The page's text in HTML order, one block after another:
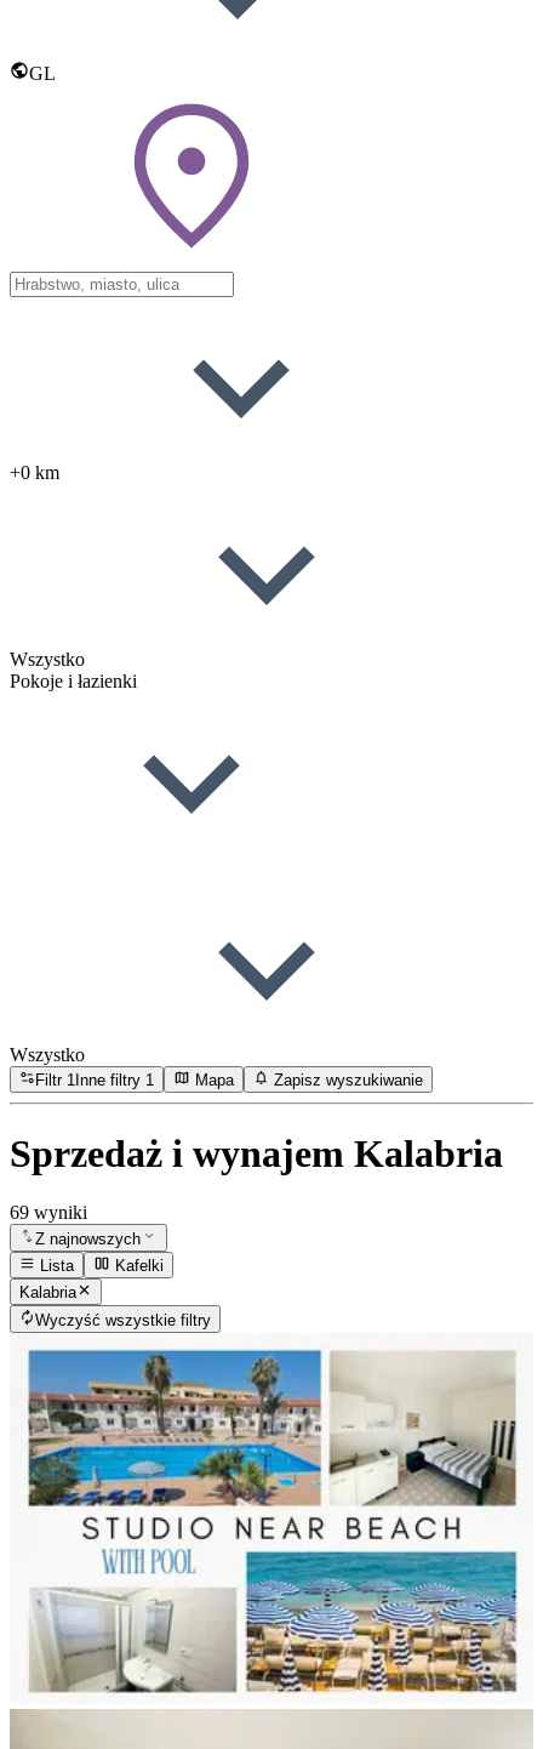
GL
+0 km
Wszystko
Pokoje i łazienki
Wszystko
Filtr 1 Inne filtry 1 Mapa Zapisz wyszukiwanie
Sprzedaż i wynajem Kalabria
69 wyniki
Z najnowszych
Lista
Kafelki
Kalabria
Wyczyść wszystkie filtry